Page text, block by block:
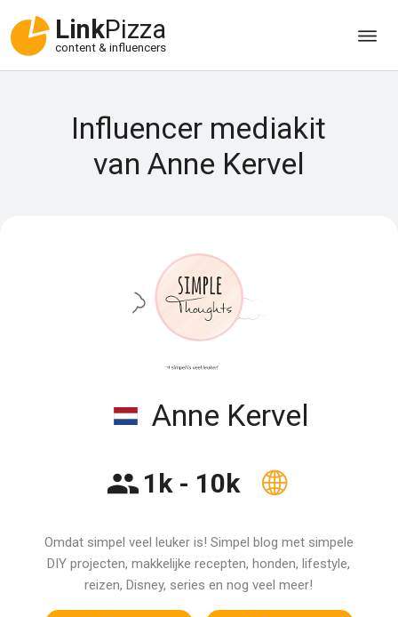
LinkPizza
content & influencers
Influencer mediakit
van Anne Kervel
Anne Kervel
1k - 10k
Omdat simpel veel leuker is! Simpel blog met simpele
DIY projecten, makkelijke recepten, honden, lifestyle,
reizen, Disney, series en nog veel meer!